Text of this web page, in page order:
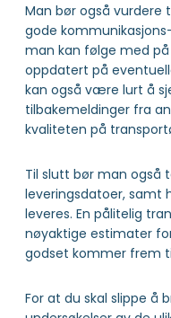
Man bør også vurdere
gode
man kan følge med
oppdatert på
kan også være lurt å
tilbakemeldinger fra
kvaliteten på
Til slutt bør man også
leveringsdatoer, samt
leveres. En pålitelig
nøyaktige estimater
godset kommer frem
For at du skal slippe å